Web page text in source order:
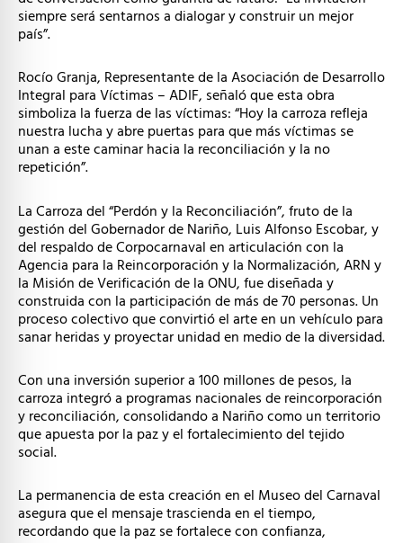
siempre será sentarnos a dialogar y construir un mejor
país”.
Rocío Granja, Representante de la Asociación de Desarrollo
Integral para Víctimas – ADIF, señaló que esta obra
simboliza la fuerza de las víctimas: “Hoy la carroza refleja
nuestra lucha y abre puertas para que más víctimas se
unan a este caminar hacia la reconciliación y la no
repetición”.
La Carroza del “Perdón y la Reconciliación”, fruto de la
gestión del Gobernador de Nariño, Luis Alfonso Escobar, y
del respaldo de Corpocarnaval en articulación con la
Agencia para la Reincorporación y la Normalización, ARN y
la Misión de Verificación de la ONU, fue diseñada y
construida con la participación de más de 70 personas. Un
proceso colectivo que convirtió el arte en un vehículo para
sanar heridas y proyectar unidad en medio de la diversidad.
Con una inversión superior a 100 millones de pesos, la
carroza integró a programas nacionales de reincorporación
y reconciliación, consolidando a Nariño como un territorio
que apuesta por la paz y el fortalecimiento del tejido
social.
La permanencia de esta creación en el Museo del Carnaval
asegura que el mensaje trascienda en el tiempo,
recordando que la paz se fortalece con confianza,